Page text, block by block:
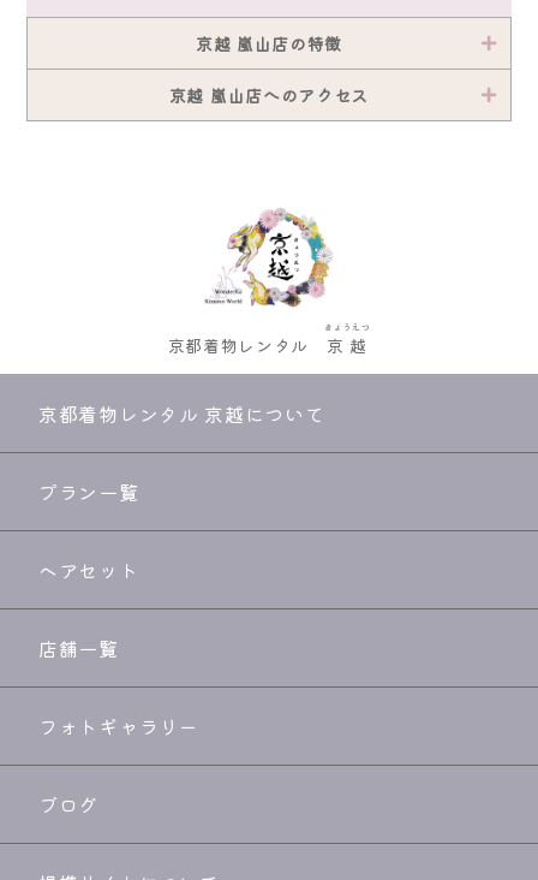
京越 嵐山店の特徴
京越 嵐山店へのアクセス
京都着物レンタル 京越
きょうえつ
京都着物レンタル 京越について
プラン一覧
ヘアセット
店舗一覧
フォトギャラリー
ブログ